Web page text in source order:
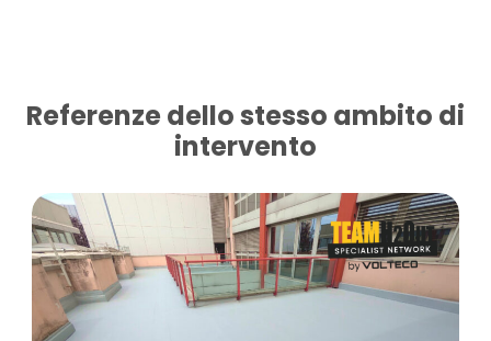
Referenze dello stesso ambito di
intervento